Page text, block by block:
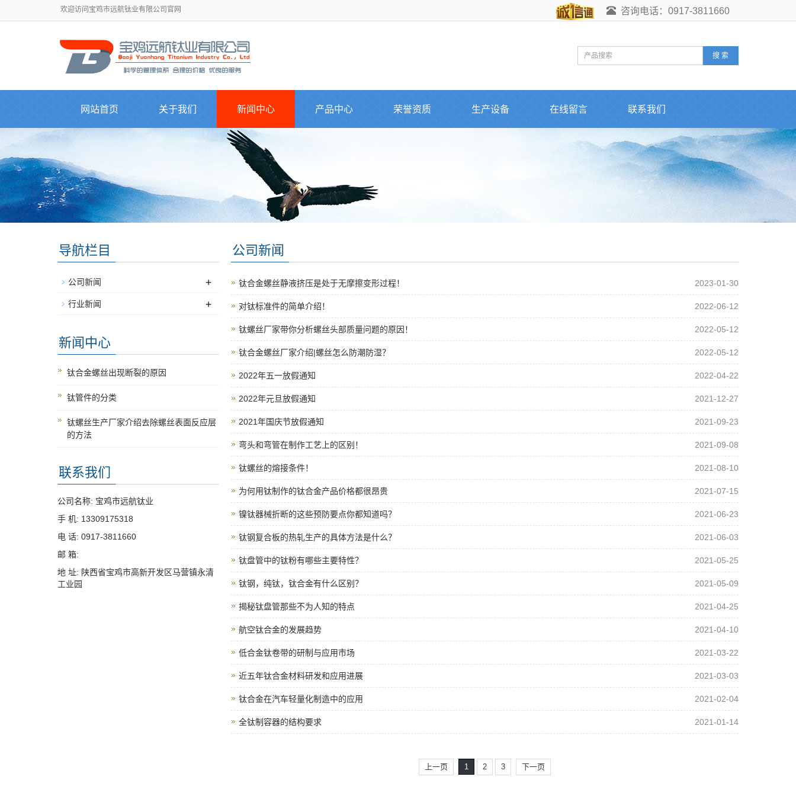
欢迎访问宝鸡市远航钛业有限公司官网 咨询电话：0917-3811660
搜 索
网站首页 关于我们 新闻中心 产品中心 荣誉资质 生产设备 在线留言 联系我们
公司新闻
钛合金螺丝静液挤压是处于无摩擦变形过程！ 2023-01-30
对钛标准件的简单介绍！ 2022-06-12
钛螺丝厂家带你分析螺丝头部质量问题的原因！ 2022-05-12
钛合金螺丝厂家介绍|螺丝怎么防潮防湿？ 2022-05-12
2022年五一放假通知 2022-04-22
2022年元旦放假通知 2021-12-27
2021年国庆节放假通知 2021-09-23
弯头和弯管在制作工艺上的区别！ 2021-09-08
钛螺丝的熔接条件！ 2021-08-10
为何用钛制作的钛合金产品价格都很昂贵 2021-07-15
镍钛器械折断的这些预防要点你都知道吗？ 2021-06-23
钛钢复合板的热轧生产的具体方法是什么？ 2021-06-03
钛盘管中的钛粉有哪些主要特性？ 2021-05-25
钛钢，纯钛，钛合金有什么区别？ 2021-05-09
揭秘钛盘管那些不为人知的特点 2021-04-25
航空钛合金的发展趋势 2021-04-10
低合金钛卷带的研制与应用市场 2021-03-22
近五年钛合金材料研发和应用进展 2021-03-03
钛合金在汽车轻量化制造中的应用 2021-02-04
全钛制容器的结构要求 2021-01-14
上一页 1 2 3 下一页
导航栏目
公司新闻 +
行业新闻 +
新闻中心
钛合金螺丝出现断裂的原因
钛管件的分类
钛螺丝生产厂家介绍去除螺丝表面反应层
的方法
联系我们
公司名称: 宝鸡市远航钛业
手 机: 13309175318
电 话: 0917-3811660
邮 箱:
地 址: 陕西省宝鸡市高新开发区马营镇永清
工业园